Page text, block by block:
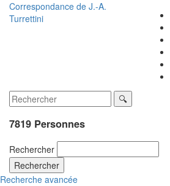
Correspondance de J.-A.
Turrettini
7819 Personnes
Rechercher
Rechercher
Recherche avancée